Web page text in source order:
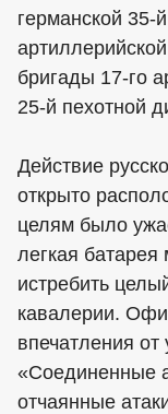
германской 35-
бригады 17-го
25-й пехотной
Действие
открыто
целям было
легкая батарея
истребить
кавалерии.
впечатления
«Соединенные
отчаянные